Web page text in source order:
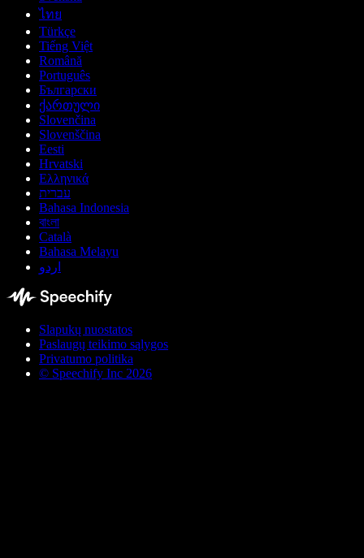
ไทย
Türkçe
Tiếng Việt
Română
Português
Български
ქართული
Slovenčina
Slovenščina
Eesti
Hrvatski
Ελληνικά
עברית
Bahasa Indonesia
বাংলা
Català
Bahasa Melayu
اردو
Slapukų nuostatos
Paslaugų teikimo sąlygos
Privatumo politika
© Speechify Inc 2026